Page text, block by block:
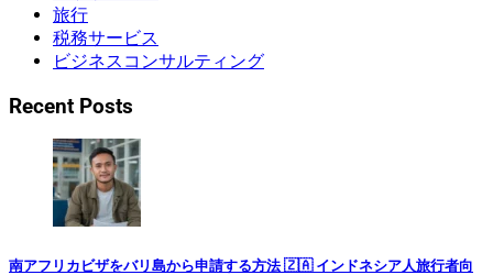
旅行
税務サービス
ビジネスコンサルティング
Recent Posts
南アフリカビザをバリ島から申請する方法 🇿🇦 インドネシア人旅行者向